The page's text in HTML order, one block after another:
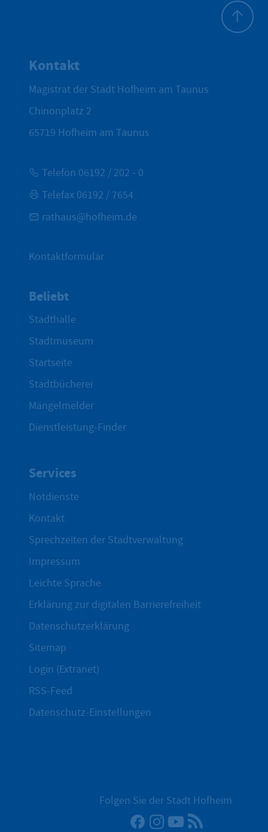
Kontakt
Magistrat der Stadt Hofheim am Taunus
Chinonplatz 2
65719 Hofheim am Taunus
Telefon 06192 / 202 - 0
Telefax 06192 / 7654
rathaus@hofheim.de
Kontaktformular
Beliebt
Stadthalle
Stadtmuseum
Startseite
Stadtbücherei
Mängelmelder
Dienstleistung-Finder
Services
Notdienste
Kontakt
Sprechzeiten der Stadtverwaltung
Impressum
Leichte Sprache
Erklärung zur digitalen Barrierefreiheit
Datenschutzerklärung
Sitemap
Login (Extranet)
RSS-Feed
Datenschutz-Einstellungen
Folgen Sie der Stadt Hofheim
Facebook
Instagram
YouTube